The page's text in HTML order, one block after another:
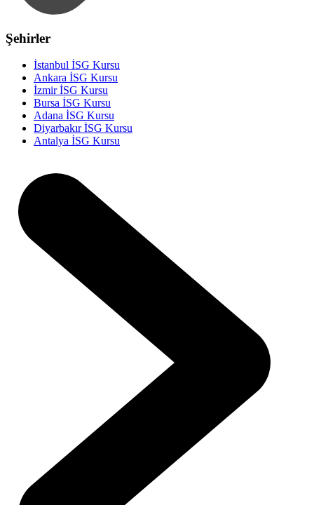
Şehirler
İstanbul İSG Kursu
Ankara İSG Kursu
İzmir İSG Kursu
Bursa İSG Kursu
Adana İSG Kursu
Diyarbakır İSG Kursu
Antalya İSG Kursu